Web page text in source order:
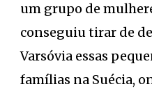
um grupo de
conseguiu tirar de
Varsóvia essas
famílias na Suécia,